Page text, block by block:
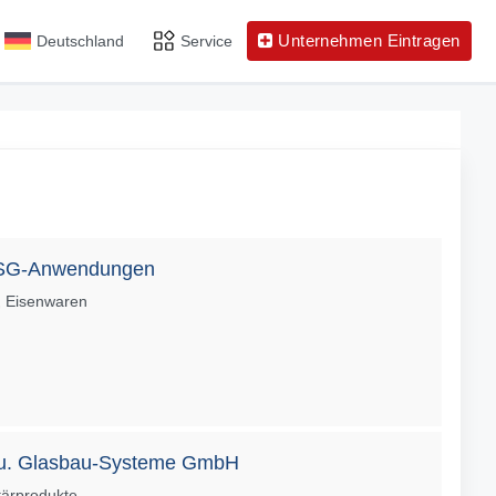
Deutschland Service Unternehmen Eintragen
Anwendungen
Eisenwaren
Glasbau-Systeme GmbH